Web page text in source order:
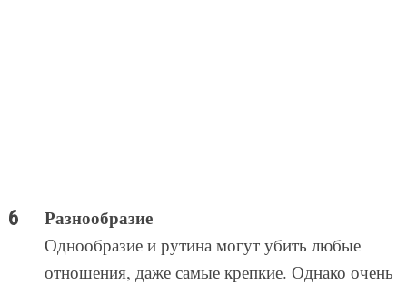
Разнообразие
Однообразие и рутина могут убить любые
отношения, даже самые крепкие. Однако очень